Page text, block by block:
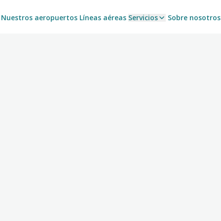
Nuestros aeropuertos Líneas aéreas Servicios Sobre nosotros